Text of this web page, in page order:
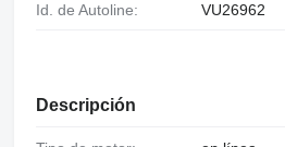
Id. de Autoline: VU26962
Descripción